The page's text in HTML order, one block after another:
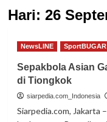
Hari: 26
NewsLINE SportBUGAR
Sepakbola Asian
di Tiongkok
siarpedia.com_Indonesia
Siarpedia.com, Jakarta